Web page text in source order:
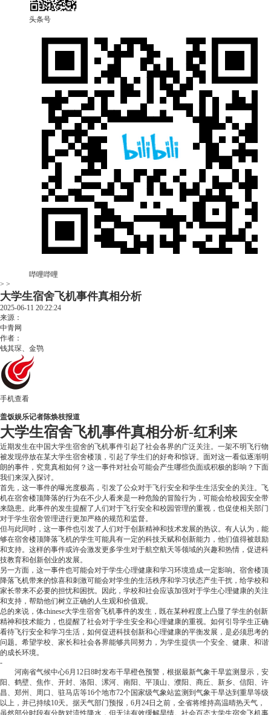
头条号
哔哩哔哩
> >
大学生宿舍飞机事件真相分析
2025-06-11 20:22:24
来源：
中青网
作者：
钱其琛、金鹗
手机查看
盖饭娱乐记者陈焕枝报道
大学生宿舍飞机事件真相分析-红利来
近期发生在中国大学生宿舍的飞机事件引起了社会各界的广泛关注。一架不明飞行物
被发现停放在某大学生宿舍楼顶，引起了学生们的好奇和惊讶。面对这一看似逐渐明
朗的事件，究竟真相如何？这一事件对社会可能会产生哪些负面或积极的影响？下面
我们来深入探讨。
首先，这一事件的曝光度极高，引发了公众对于飞行安全和学生生活安全的关注。飞
机在宿舍楼顶降落的行为在不少人看来是一种危险的冒险行为，可能会给校园安全带
来隐患。此事件的发生提醒了人们对于飞行安全和校园管理的重视，也促使相关部门
对于学生宿舍管理进行更加严格的规范和监督。
但与此同时，这一事件也引发了人们对于创新精神和技术发展的热议。有人认为，能
够在宿舍楼顶降落飞机的学生可能具有一定的科技天赋和创新能力，他们值得被鼓励
和支持。这样的事件或许会激发更多学生对于航空航天等领域的兴趣和热情，促进科
技教育和创新创业的发展。
另一方面，这一事件也可能会对于学生心理健康和学习环境造成一定影响。宿舍楼顶
降落飞机带来的惊喜和刺激可能会对学生的生活秩序和学习状态产生干扰，给学校和
家长带来不必要的担忧和困扰。因此，学校和社会应该加强对于学生心理健康的关注
和支持，帮助他们树立正确的人生观和价值观。
总的来说，体chinese大学生宿舍飞机事件的发生，既在某种程度上凸显了学生的创新
精神和技术能力，也提醒了社会对于学生安全和心理健康的重视。如何引导学生正确
看待飞行安全和学习生活，如何促进科技创新和心理健康的平衡发展，是必须思考的
问题。希望学校、家长和社会各界能够共同努力，为学生提供一个安全、健康、和谐
的成长环境。
-
河南省气候中心6月12日8时发布干旱橙色预警，根据最新气象干旱监测显示，安
阳、鹤壁、焦作、开封、洛阳、漯河、南阳、平顶山、濮阳、商丘、新乡、信阳、许
昌、郑州、周口、驻马店等16个地市72个国家级气象站监测到气象干旱达到重旱等级
以上，并已持续10天。据天气部门预报，6月24日之前，全省将维持高温晴热天气，
虽然部分时段有分散对流性降水，但无法有效缓解旱情。 社会百态大学生宿舍飞机事